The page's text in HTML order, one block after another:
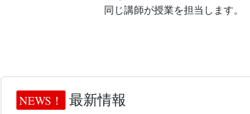
同じ講師が授業を担当します。
NEWS！ 最新情報